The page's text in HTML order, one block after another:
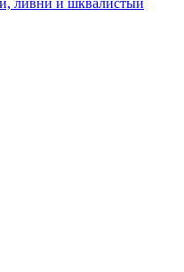
ливни и шквалистый